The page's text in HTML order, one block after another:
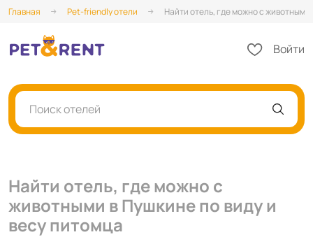
Главная Pet-friendly отели Найти отель, где можно с
Войти
Поиск отелей
Найти отель, где можно с
животными в Пушкине по виду и
весу питомца